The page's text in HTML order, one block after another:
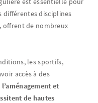
différentes disciplines
offrent de nombreux
les sportifs,
accès à des
et
de hautes